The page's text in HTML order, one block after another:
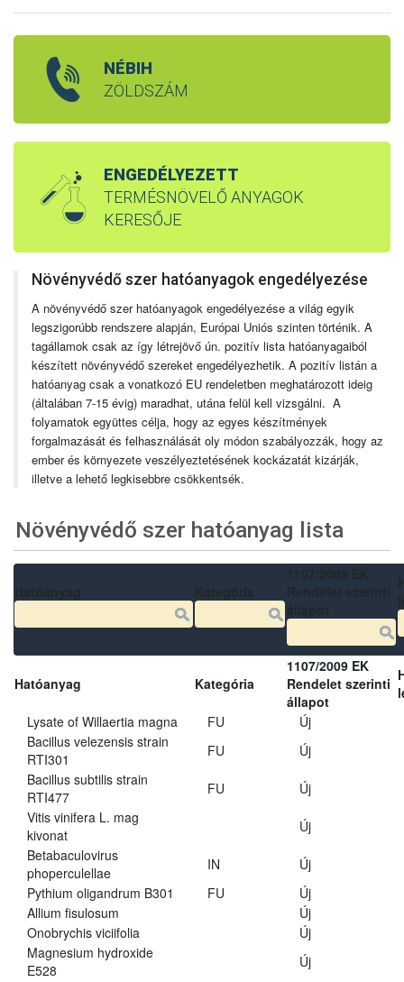
NÉBIH
ZÖLDSZÁM
ENGEDÉLYEZETT
TERMÉSNÖVELŐ ANYAGOK
KERESŐJE
Növényvédő szer hatóanyagok engedélyezése
A növényvédő szer hatóanyagok engedélyezése a világ egyik
legszigorúbb rendszere alapján, Európai Uniós szinten történik. A
tagállamok csak az így létrejövő ún. pozitív lista hatóanyagaiból
készített növényvédő szereket engedélyezhetik. A pozitív listán a
hatóanyag csak a vonatkozó EU rendeletben meghatározott ideig
(általában 7-15 évig) maradhat, utána felül kell vizsgálni. A
folyamatok együttes célja, hogy az egyes készítmények
forgalmazását és felhasználását oly módon szabályozzák, hogy az
ember és környezete veszélyeztetésének kockázatát kizárják,
illetve a lehető legkisebbre csökkentsék.
Növényvédő szer hatóanyag lista
Hatóanyag Kategória
1107/2009 EK
Rendelet szerinti
állapot
Lysate of Willaertia magna
FU
Új
Bacillus velezensis strain
RTI301
FU
Új
Bacillus subtilis strain
RTI477
FU
Új
Vitis vinifera L. mag
kivonat
Új
Betabaculovirus
phoperculellae
IN
Új
Pythium oligandrum B301
FU
Új
Allium fisulosum
Új
Onobrychis viciifolia
Új
Magnesium hydroxide
E528
Új